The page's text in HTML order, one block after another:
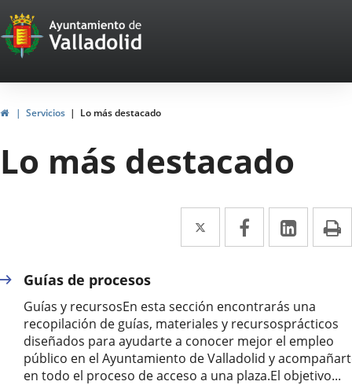
Portal
Web
del
Ayuntamiento
de
Valladolid
HomeServicios Lo más destacado
Lo más destacado
Twitter
Enlace
a
aplicación
externa.
Facebook
Enlace
a
aplicación
externa.
Enlace
a
Guías de procesos
Guías y recursosEn esta sección encontrarás una
recopilación de guías, materiales y recursosprácticos
diseñados para ayudarte a conocer mejor el empleo
público en el Ayuntamiento de Valladolid y
en todo el proceso de acceso a una plaza.El objetivo...